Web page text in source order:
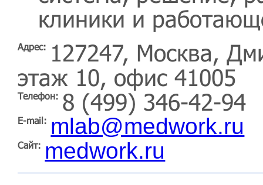
клиники и
Адрес: 127247, Москва,
этаж 10, офис 41005
Телефон: 8 (499) 346-42-94
E-mail: mlab@medwork.ru
Сайт: medwork.ru